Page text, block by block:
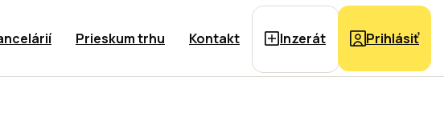
Prieskum trhu Kontakt Inzerát Prihlásiť